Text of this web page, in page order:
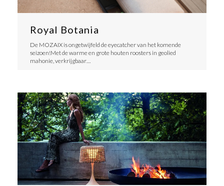
Royal Botania
De MOZAIX is ongetwijfeld de eyecatcher van het komende
seizoen!Met de warme en grote houten roosters in geolied
mahonie, verkrijgbaar…